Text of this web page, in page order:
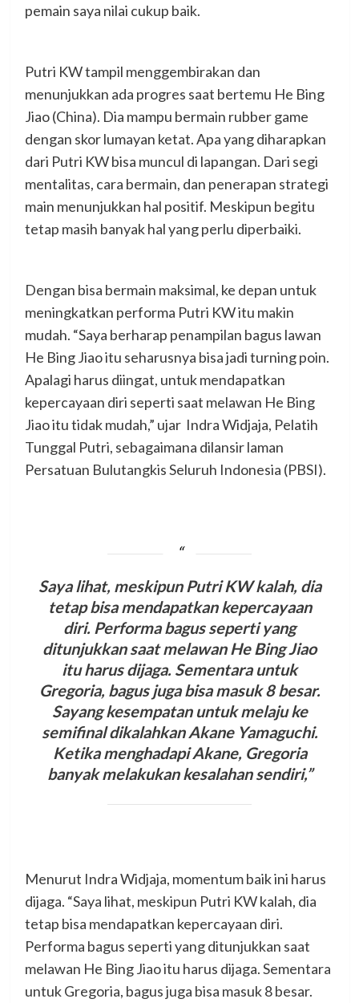
pemain saya nilai cukup baik.
Putri KW tampil menggembirakan dan
menunjukkan ada progres saat bertemu He Bing
Jiao (China). Dia mampu bermain rubber game
dengan skor lumayan ketat. Apa yang diharapkan
dari Putri KW bisa muncul di lapangan. Dari segi
mentalitas, cara bermain, dan penerapan strategi
main menunjukkan hal positif. Meskipun begitu
tetap masih banyak hal yang perlu diperbaiki.
Dengan bisa bermain maksimal, ke depan untuk
meningkatkan performa Putri KW itu makin
mudah. “Saya berharap penampilan bagus lawan
He Bing Jiao itu seharusnya bisa jadi turning poin.
Apalagi harus diingat, untuk mendapatkan
kepercayaan diri seperti saat melawan He Bing
Jiao itu tidak mudah,” ujar Indra Widjaja, Pelatih
Tunggal Putri, sebagaimana dilansir laman
Persatuan Bulutangkis Seluruh Indonesia (PBSI).
Saya lihat, meskipun Putri KW kalah, dia
tetap bisa mendapatkan kepercayaan
diri. Performa bagus seperti yang
ditunjukkan saat melawan He Bing Jiao
itu harus dijaga. Sementara untuk
Gregoria, bagus juga bisa masuk 8 besar.
Sayang kesempatan untuk melaju ke
semifinal dikalahkan Akane Yamaguchi.
Ketika menghadapi Akane, Gregoria
banyak melakukan kesalahan sendiri,”
Menurut Indra Widjaja, momentum baik ini harus
dijaga. “Saya lihat, meskipun Putri KW kalah, dia
tetap bisa mendapatkan kepercayaan diri.
Performa bagus seperti yang ditunjukkan saat
melawan He Bing Jiao itu harus dijaga. Sementara
untuk Gregoria, bagus juga bisa masuk 8 besar.